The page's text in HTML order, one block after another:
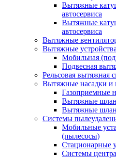
Вытяжные
автосервиса
Вытяжные
автосервиса
Вытяжные
Вытяжные устройства
Мобильная
Подвесная
Рельсовая вытяжная
Вытяжные насадки и
Газоприемные
Вытяжные
Вытяжные
Системы
Мобильные
(пылесосы)
Стационарные
Системы